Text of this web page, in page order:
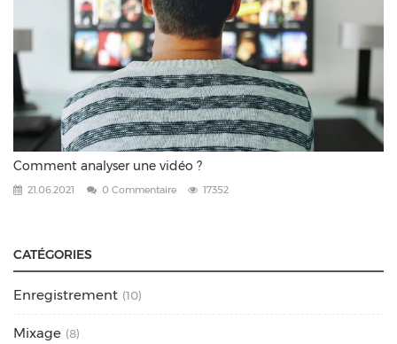
Comment analyser une vidéo ?
21.06.2021 0 Commentaire 17352
CATÉGORIES
Enregistrement (10)
Mixage (8)